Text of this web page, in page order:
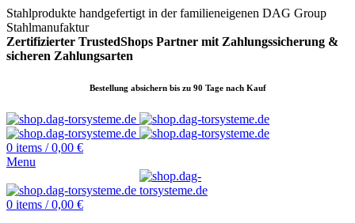
Stahlprodukte handgefertigt in der familieneigenen DAG Group
Stahlmanufaktur
Zertifizierter TrustedShops Partner mit Zahlungssicherung &
sicheren Zahlungsarten
Bestellung absichern bis zu 90 Tage nach Kauf
0 items / 0,00 €
Menu
0 items / 0,00 €